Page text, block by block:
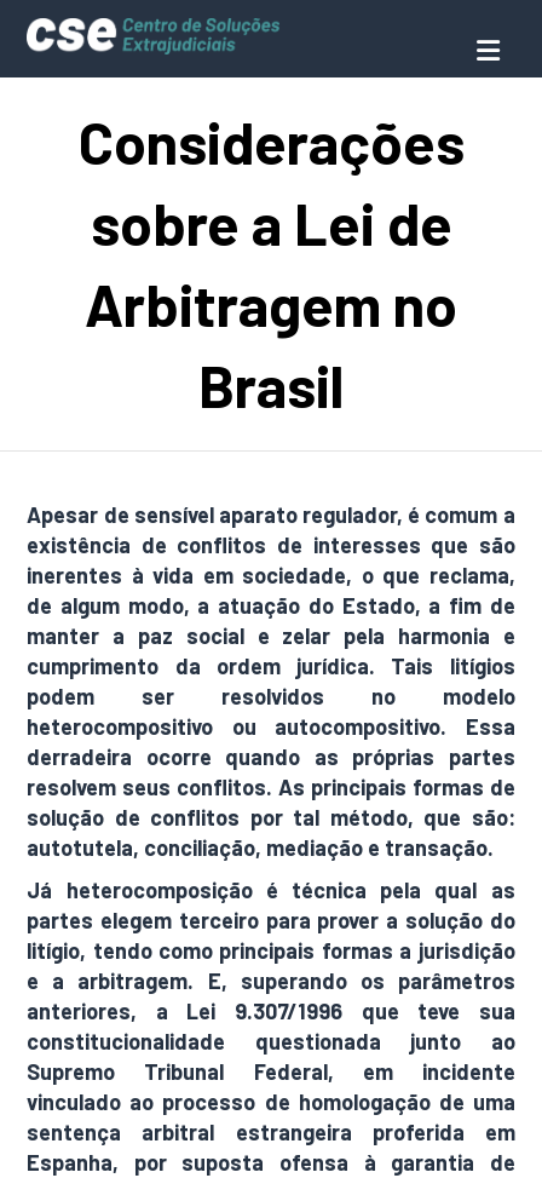
Considerações
sobre a Lei de
Arbitragem no
Brasil
Apesar de sensível aparato regulador, é comum a
existência de conflitos de interesses que são
inerentes à vida em sociedade, o que reclama,
de algum modo, a atuação do Estado, a fim de
manter a paz social e zelar pela harmonia e
cumprimento da ordem jurídica. Tais litígios
podem ser resolvidos no modelo
heterocompositivo ou autocompositivo. Essa
derradeira ocorre quando as próprias partes
resolvem seus conflitos. As principais formas de
solução de conflitos por tal método, que são:
autotutela, conciliação, mediação e transação.
Já heterocomposição é técnica pela qual as
partes elegem terceiro para prover a solução do
litígio, tendo como principais formas a jurisdição
e a arbitragem. E, superando os parâmetros
anteriores, a Lei 9.307/1996 que teve sua
constitucionalidade questionada junto ao
Supremo Tribunal Federal, em incidente
vinculado ao processo de homologação de uma
sentença arbitral estrangeira proferida em
Espanha, por suposta ofensa à garantia de